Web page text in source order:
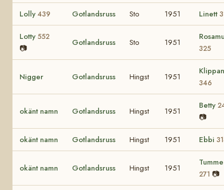
Lolly 439 Gotlandsruss Sto 1951 Linett
Lotty 552
📷
Gotlandsruss Sto 1951
325
Nigger Gotlandsruss Hingst 1951
Klippan
346
okänt namn Gotlandsruss Hingst 1951
Betty
📷
okänt namn Gotlandsruss Hingst 1951 Ebbi
okänt namn Gotlandsruss Hingst 1951
271 📷